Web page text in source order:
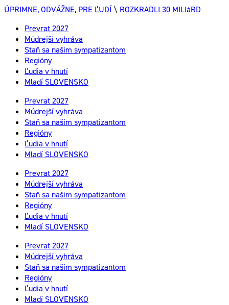
ÚPRIMNE, ODVÁŽNE, PRE ĽUDÍ \ ROZKRADLI 30 MILIáRD
Prevrat 2027
Múdrejší vyhráva
Staň sa našim sympatizantom
Regióny
Ľudia v hnutí
Mladí SLOVENSKO
Prevrat 2027
Múdrejší vyhráva
Staň sa našim sympatizantom
Regióny
Ľudia v hnutí
Mladí SLOVENSKO
Prevrat 2027
Múdrejší vyhráva
Staň sa našim sympatizantom
Regióny
Ľudia v hnutí
Mladí SLOVENSKO
Prevrat 2027
Múdrejší vyhráva
Staň sa našim sympatizantom
Regióny
Ľudia v hnutí
Mladí SLOVENSKO